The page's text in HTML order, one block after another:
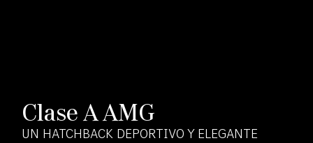
Clase A AMG
UN HATCHBACK DEPORTIVO Y ELEGANTE